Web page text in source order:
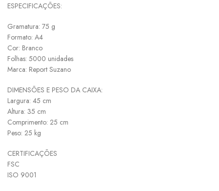
ESPECIFICAÇÕES:
Gramatura: 75 g
Formato: A4
Cor: Branco
Folhas: 5000 unidades
Marca: Report Suzano
DIMENSÕES E PESO DA CAIXA:
Largura: 45 cm
Altura: 35 cm
Comprimento: 25 cm
Peso: 25 kg
CERTIFICAÇÕES
FSC
ISO 9001